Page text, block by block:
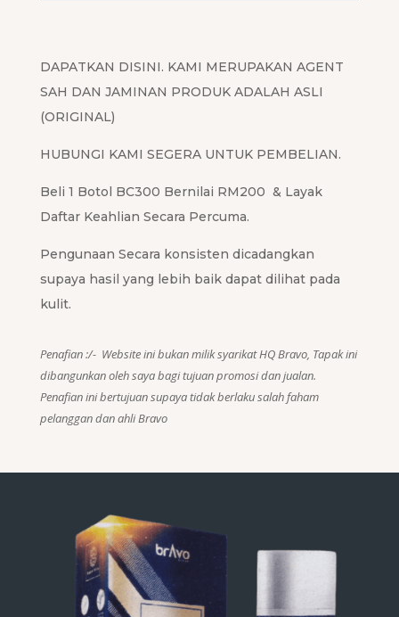
DAPATKAN DISINI. KAMI MERUPAKAN AGENT
SAH DAN JAMINAN PRODUK ADALAH ASLI
(ORIGINAL)
HUBUNGI KAMI SEGERA UNTUK PEMBELIAN.
Beli 1 Botol BC300 Bernilai RM200 & Layak
Daftar Keahlian Secara Percuma.
Pengunaan Secara konsisten dicadangkan
supaya hasil yang lebih baik dapat dilihat pada
kulit.
Penafian :/- Website ini bukan milik syarikat HQ Bravo, Tapak ini
dibangunkan oleh saya bagi tujuan promosi dan jualan.
Penafian ini bertujuan supaya tidak berlaku salah faham
pelanggan dan ahli Bravo